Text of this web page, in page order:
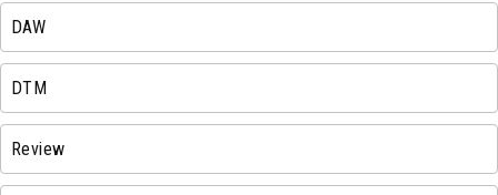
DAW
DTM
Review